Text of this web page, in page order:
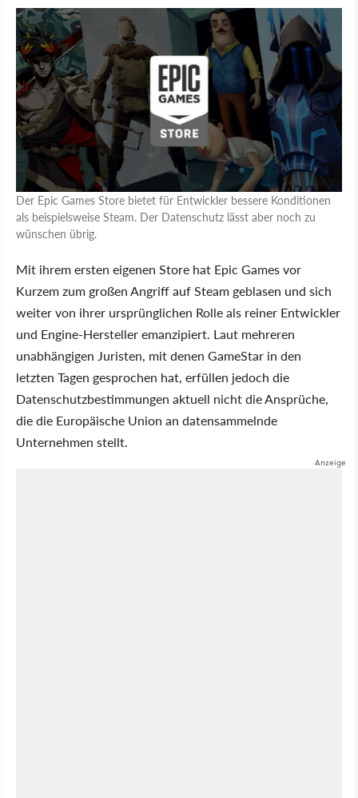
Der Epic Games Store bietet für Entwickler bessere Konditionen
als beispielsweise Steam. Der Datenschutz lässt aber noch zu
wünschen übrig.
Mit ihrem ersten eigenen Store hat Epic Games vor
Kurzem zum großen Angriff auf Steam geblasen und sich
weiter von ihrer ursprünglichen Rolle als reiner Entwickler
und Engine-Hersteller emanzipiert. Laut mehreren
unabhängigen Juristen, mit denen GameStar in den
letzten Tagen gesprochen hat, erfüllen jedoch die
Datenschutzbestimmungen aktuell nicht die Ansprüche,
die die Europäische Union an datensammelnde
Unternehmen stellt.